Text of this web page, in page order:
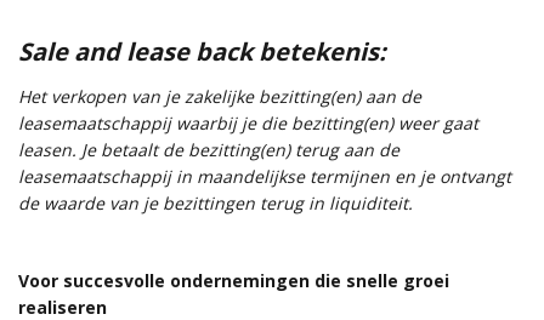
Sale and lease back betekenis:
Het verkopen van je zakelijke bezitting(en) aan de
leasemaatschappij waarbij je die bezitting(en) weer gaat
leasen. Je betaalt de bezitting(en) terug aan de
leasemaatschappij in maandelijkse termijnen en je ontvangt
de waarde van je bezittingen terug in liquiditeit.
Voor succesvolle ondernemingen die snelle groei
realiseren